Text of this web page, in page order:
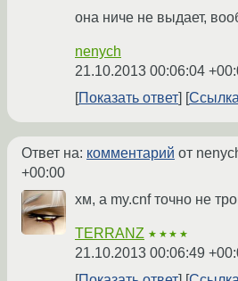
она ниче не выдает,
nenych
21.10.2013 00:06:04
Показать ответ
Ответ на: комментарий от
+00:00
хм, а my.cnf точно не
TERRANZ ★★★★
21.10.2013 00:06:49